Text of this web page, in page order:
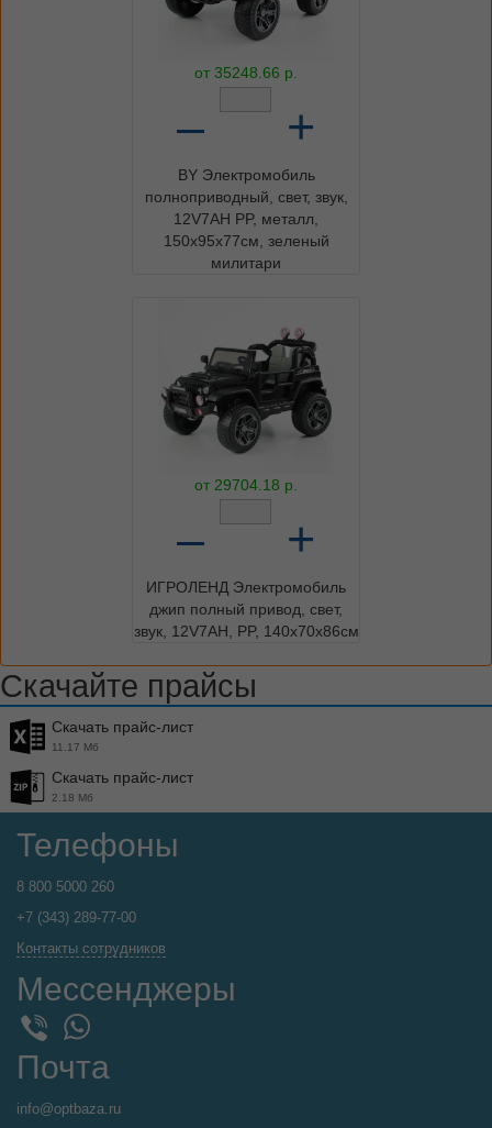
от 35248.66 р.
– +
BY Электромобиль
полноприводный, свет, звук,
12V7AH PP, металл,
150x95x77см, зеленый
милитари
от 29704.18 р.
– +
ИГРОЛЕНД Электромобиль
джип полный привод, свет,
звук, 12V7AH, PP, 140х70х86см
Скачайте прайсы
Скачать прайс-лист
11.17 Мб
Скачать прайс-лист
2.18 Мб
Телефоны
8 800 5000 260
+7 (343) 289-77-00
Контакты сотрудников
Мессенджеры
WhatsApp
Почта
info@optbaza.ru